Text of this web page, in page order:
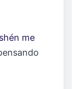
me